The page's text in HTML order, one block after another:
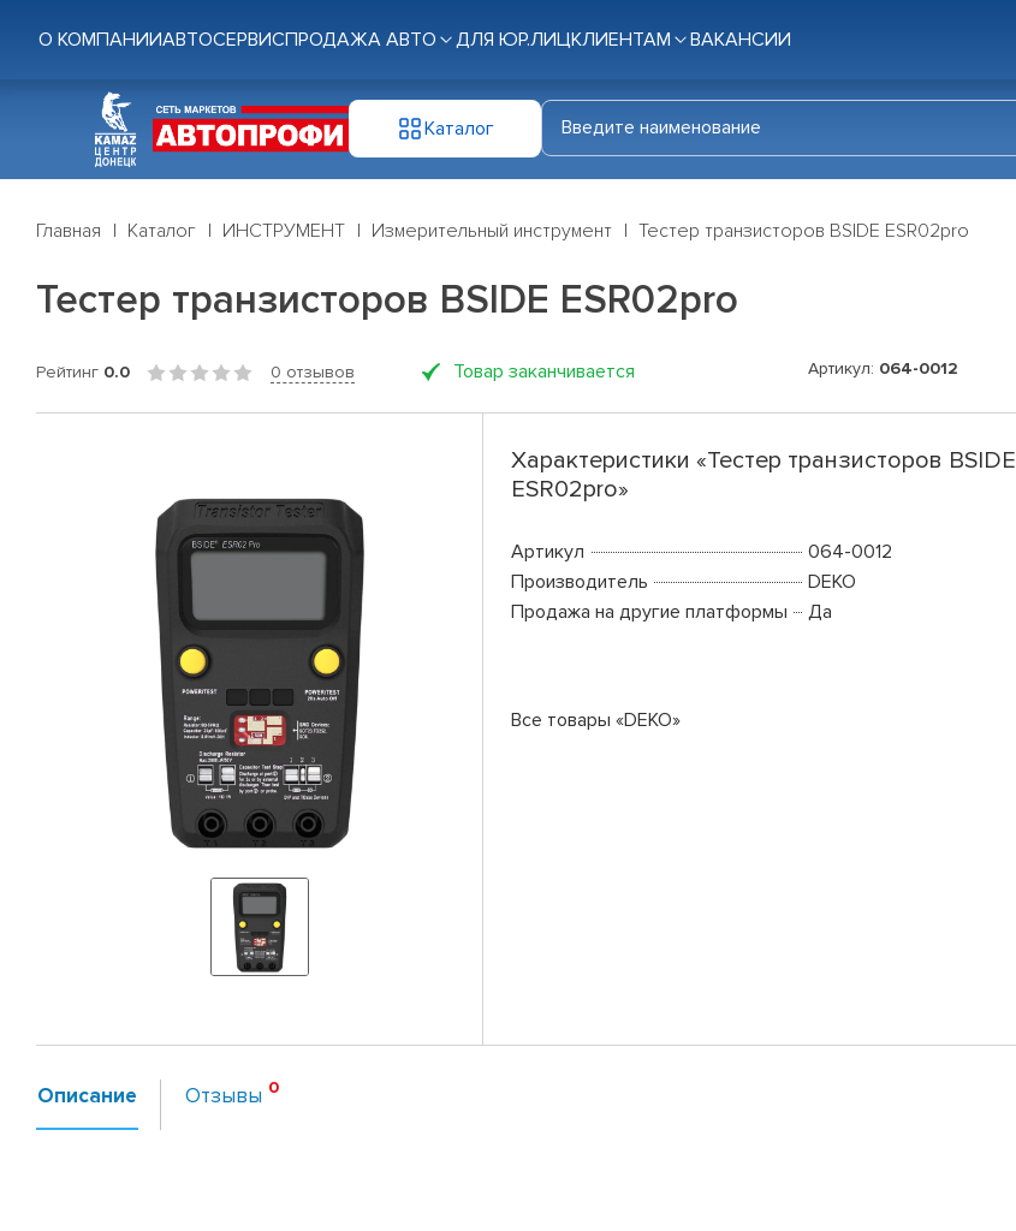
О КОМПАНИИАВТОСЕРВИСПРОДАЖА АВТО ДЛЯ ЮР.ЛИЦКЛИЕНТАМ ВАКАНСИИ
Каталог
Главная Каталог ИНСТРУМЕНТ Измерительный инструмент Тестер транзисторов BSIDE ESR02pro
Тестер транзисторов BSIDE ESR02pro
Рейтинг 0.0 0 отзывов Товар заканчивается Артикул: 064-0012
Характеристики «Тестер транзисторов BSIDE
ESR02pro»
Артикул
064-0012
Производитель
DEKO
Продажа на другие платформы
Да
Все товары «DEKO»
Описание Отзывы